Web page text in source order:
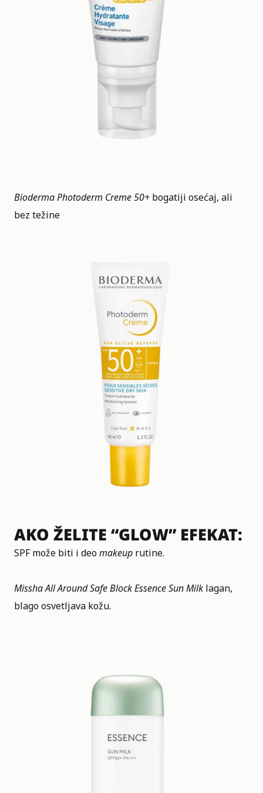
Bioderma Photoderm Creme 50+ bogatiji osećaj, ali
bez težine
AKO ŽELITE “GLOW” EFEKAT:
SPF može biti i deomakeup rutine.
Missha All Around Safe Block Essence Sun Milk lagan,
blago osvetljava kožu.